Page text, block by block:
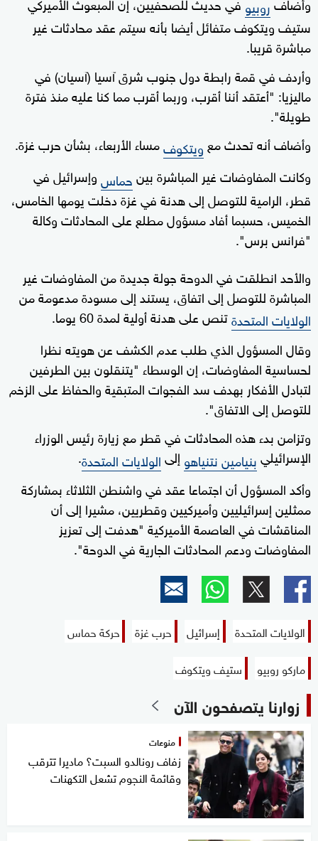
روبيو
ستيف ويتكوف متفائل أيضا بأنه سيتم عقد محادثات غير
مباشرة قريبا.
وأردف في قمة رابطة دول جنوب شرق آسيا (آسيان) في
ماليزيا: "أعتقد أننا أقرب، وربما أقرب مما كنا عليه منذ فترة
طويلة".
وأضاف أنه تحدث معويتكوفمساء الأربعاء، بشأن حرب غزة.
وكانت المفاوضات غير المباشرة بينحماسوإسرائيل في
قطر، الرامية للتوصل إلى هدنة في غزة دخلت يومها الخامس،
الخميس، حسبما أفاد مسؤول مطلع على المحادثات وكالة
"فرانس برس".
والأحد انطلقت في الدوحة جولة جديدة من المفاوضات غير
المباشرة للتوصل إلى اتفاق، يستند إلى مسودة مدعومة من
الولايات المتحدةتنص على هدنة أولية لمدة 60 يوما.
وقال المسؤول الذي طلب عدم الكشف عن هويته نظرا
لحساسية المفاوضات، إن الوسطاء "يتنقلون بين الطرفين
لتبادل الأفكار بهدف سد الفجوات المتبقية والحفاظ على الزخم
للتوصل إلى الاتفاق".
وتزامن بدء هذه المحادثات في قطر مع زيارة رئيس الوزراء
الإسرائيليبنيامين نتنياهو إلىالولايات المتحدة.
وأكد المسؤول أن اجتماعا عقد في واشنطن الثلاثاء بمشاركة
ممثلين إسرائيليين وأميركيين وقطريين، مشيرا إلى أن
المناقشات في العاصمة الأميركية "هدفت إلى تعزيز
المفاوضات ودعم المحادثات الجارية في الدوحة".
الولايات المتحدة إسرائيل حرب غزة
حركة حماس
ماركو روبيو
ستيف ويتكوف
زوارنا يتصفحون الآن
منوعات
زفاف رونالدو السبت؟ ماديرا تترقب
وقائمة النجوم تشعل التكهنات